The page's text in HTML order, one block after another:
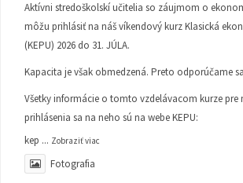
Aktívni stredoškolskí učitelia so záujmom o
môžu prihlásiť na náš víkendový kurz Klasická
(KEPU) 2026 do 31. JÚLA.
Kapacita je však obmedzená. Preto odporúčame
Všetky informácie o tomto vzdelávacom kurze
prihlásenia sa na neho sú na webe KEPU:
kep ... Zobraziť viac
Fotografia